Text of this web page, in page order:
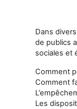
Dans
de publics
sociales et
Comment
Comment
Les